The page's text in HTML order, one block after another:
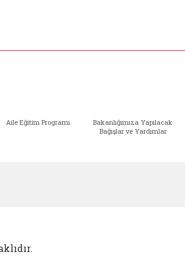
Aile Eğitim Programı
Bakanlığımıza Yapılacak
Bağışlar ve Yardımlar